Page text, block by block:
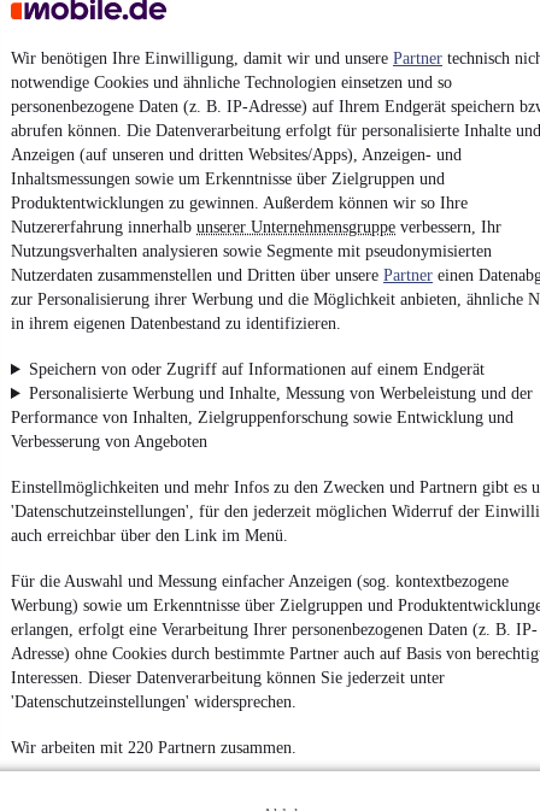
Wir benötigen Ihre Einwilligung, damit wir und unsere Partner technisch
notwendige Cookies und ähnliche Technologien einsetzen und so
personenbezogene Daten (z. B. IP-Adresse) auf Ihrem Endgerät speichern
abrufen können. Die Datenverarbeitung erfolgt für personalisierte Inhalte und
Anzeigen (auf unseren und dritten Websites/Apps), Anzeigen- und
Inhaltsmessungen sowie um Erkenntnisse über Zielgruppen und
Produktentwicklungen zu gewinnen. Außerdem können wir so Ihre
Nutzererfahrung innerhalb unserer Unternehmensgruppe verbessern, Ihr
Nutzungsverhalten analysieren sowie Segmente mit pseudonymisierten
Nutzerdaten zusammenstellen und Dritten über unsere Partner einen
zur Personalisierung ihrer Werbung und die Möglichkeit anbieten, ähnliche
in ihrem eigenen Datenbestand zu identifizieren.
Speichern von oder Zugriff auf Informationen auf einem Endgerät
Personalisierte Werbung und Inhalte, Messung von Werbeleistung und der
Performance von Inhalten, Zielgruppenforschung sowie Entwicklung und
Verbesserung von Angeboten
Einstellmöglichkeiten und mehr Infos zu den Zwecken und Partnern gibt es
'Datenschutzeinstellungen', für den jederzeit möglichen Widerruf der
auch erreichbar über den Link im Menü.
Für die Auswahl und Messung einfacher Anzeigen (sog. kontextbezogene
Werbung) sowie um Erkenntnisse über Zielgruppen und
erlangen, erfolgt eine Verarbeitung Ihrer personenbezogenen Daten (z. B. IP-
Adresse) ohne Cookies durch bestimmte Partner auch auf Basis von
Interessen. Dieser Datenverarbeitung können Sie jederzeit unter
'Datenschutzeinstellungen' widersprechen.
Wir arbeiten mit 220 Partnern zusammen.
Kontakt
MwSt. ausweisbar
4.6 Sterne
Nutze mobile.de schnell und einfach
App installieren
AGB
Vertrag widerrufen
Datenschutzeinstellungen
Erklärung zur Barrierefreiheit
Powered by
EntdeckeKleinwagen,SUVund